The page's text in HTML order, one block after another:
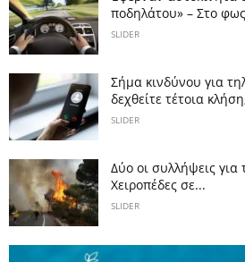
ποδηλάτου» – Στο
SLIDER
Σήμα κινδύνου για
δεχθείτε τέτοια
SLIDER
Δύο οι συλλήψεις
Χειροπέδες σε...
SLIDER